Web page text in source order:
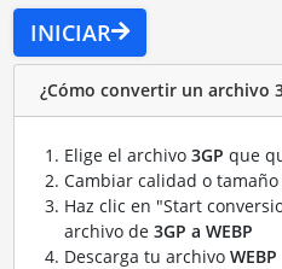
INICIAR
¿Cómo convertir un archivo
Elige el archivo 3GP que
Cambiar calidad o tamaño
Haz clic en "Start
archivo de 3GP a WEBP
Descarga tu archivo WEBP